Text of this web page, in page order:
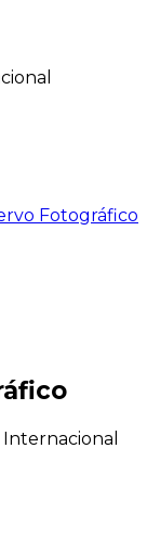
Fotográfico